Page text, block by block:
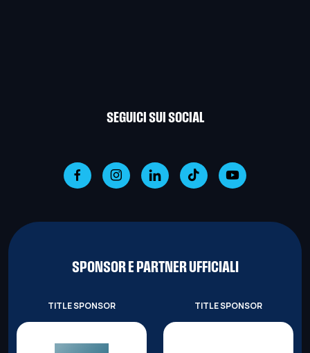
SEGUICI SUI SOCIAL
SPONSOR E PARTNER UFFICIALI
TITLE SPONSOR TITLE SPONSOR